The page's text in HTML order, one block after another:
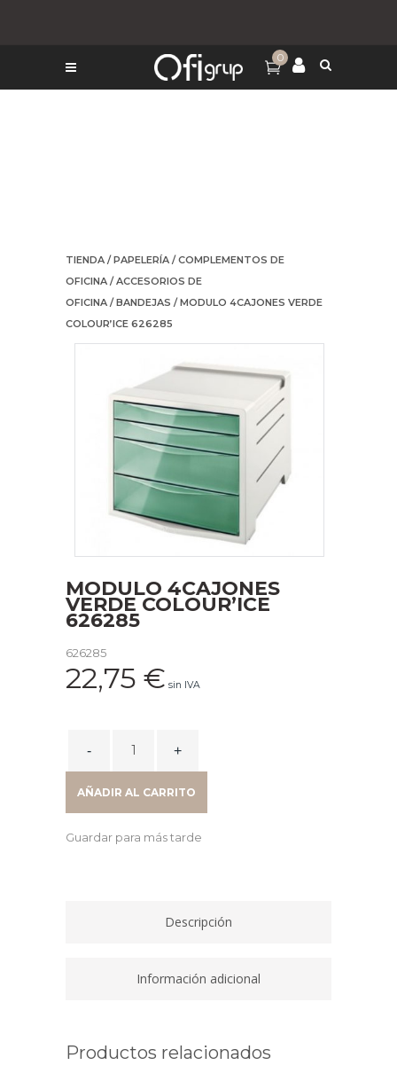
0
TIENDA /PAPELERÍA /COMPLEMENTOS DE
OFICINA /ACCESORIOS DE
OFICINA /BANDEJAS / MODULO 4CAJONES VERDE
COLOUR’ICE 626285
MODULO 4CAJONES
VERDE COLOUR’ICE
626285
626285
22,75 € sin IVA
VERDE
quantity
AÑADIR AL CARRITO
Guardar para más tarde
Descripción
Información adicional
Productos relacionados